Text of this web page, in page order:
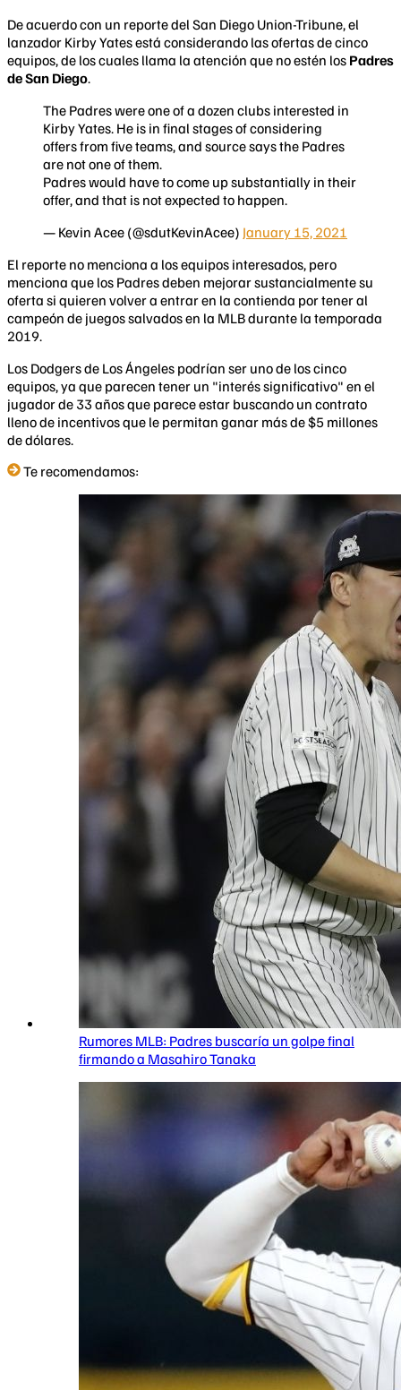
De acuerdo con un reporte del San Diego Union-Tribune, el
lanzador Kirby Yates está considerando las ofertas de cinco
equipos, de los cuales llama la atención que no estén los Padres
de San Diego.
The Padres were one of a dozen clubs interested in
Kirby Yates. He is in final stages of considering
offers from five teams, and source says the Padres
are not one of them.
Padres would have to come up substantially in their
offer, and that is not expected to happen.
— Kevin Acee (@sdutKevinAcee) January 15, 2021
El reporte no menciona a los equipos interesados, pero
menciona que los Padres deben mejorar sustancialmente su
oferta si quieren volver a entrar en la contienda por tener al
campeón de juegos salvados en la MLB durante la temporada
2019.
Los Dodgers de Los Ángeles podrían ser uno de los cinco
equipos, ya que parecen tener un "interés significativo" en el
jugador de 33 años que parece estar buscando un contrato
lleno de incentivos que le permitan ganar más de $5 millones
de dólares.
Te recomendamos:
Rumores MLB: Padres buscaría un golpe final
firmando a Masahiro Tanaka